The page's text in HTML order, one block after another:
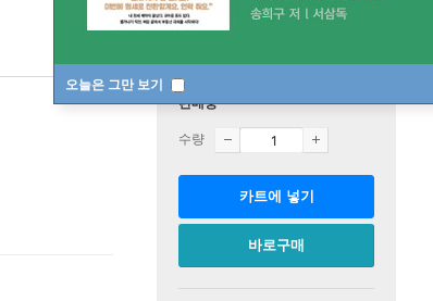
오늘은 그만 보기
판매중
수량
카트에 넣기
바로구매